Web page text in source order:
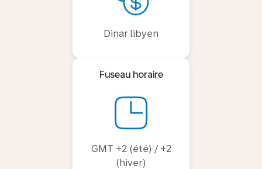
Dinar libyen
Fuseau horaire
GMT +2 (été) / +2
(hiver)